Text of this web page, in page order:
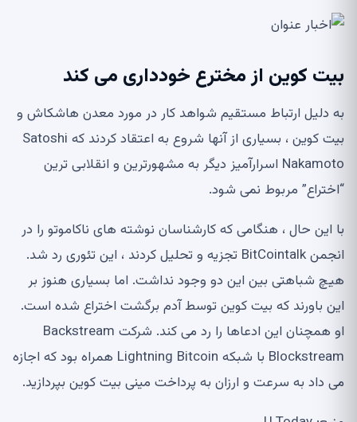
بیت کوین از مخترع خودداری می کند
به دلیل ارتباط مستقیم شواهد کار در مورد معدن هاشکاش و
بیت کوین ، بسیاری از آنها شروع به اعتقاد کردند که Satoshi
Nakamoto اسرارآمیز دیگر به مشهورترین و انقلابی ترین
“اختراع” مربوط نمی شود.
با این حال ، هنگامی که کارشناسان نوشته های ناکاموتو را در
انجمن BitCointalk تجزیه و تحلیل کردند ، این تئوری رد شد.
هیچ شباهتی بین این دو وجود نداشت. اما بسیاری هنوز بر
این باورند که بیت کوین توسط آدم برگشت اختراع شده است.
او همچنان این ادعاها را رد می کند. شرکت Backstream
Blockstream با شبکه Lightning Bitcoin همراه بود که اجازه
می داد به سرعت و ارزان به پرداخت مینی بیت کوین بپردازید.